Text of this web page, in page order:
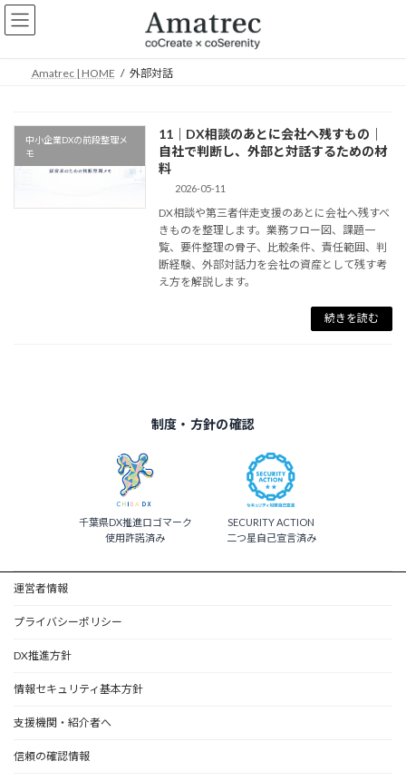
コ
ン
ナ
ビ
Amatrec | HOME 外部対話
中小企業DXの前段整理メ
モ
11｜DX相談のあとに会社へ残すもの｜
自社で判断し、外部と対話するための材
料
2026-05-11
DX相談や第三者伴走支援のあとに会社へ残すべ
きものを整理します。業務フロー図、課題一
覧、要件整理の骨子、比較条件、責任範囲、判
断経験、外部対話力を会社の資産として残す考
え方を解説します。
続きを読む
制度・方針の確認
千葉県DX推進ロゴマーク
使用許諾済み
SECURITY ACTION
二つ星自己宣言済み
運営者情報
プライバシーポリシー
DX推進方針
情報セキュリティ基本方針
支援機関・紹介者へ
信頼の確認情報